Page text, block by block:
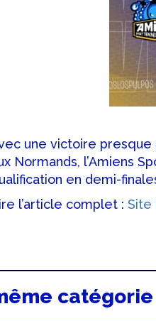
une victoire presque
Normands, l’Amiens
en demi-
l’article complet : Site
catégorie